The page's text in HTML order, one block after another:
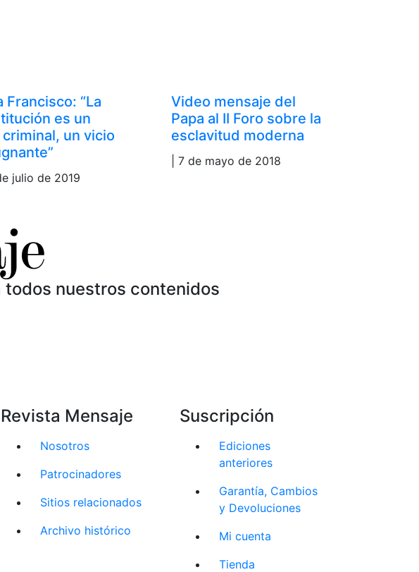
Francisco: “La
es un
criminal, un vicio
julio de 2019
Video mensaje del
Papa al II Foro sobre la
esclavitud moderna
| 7 de mayo de 2018
nuestros contenidos
Revista Mensaje
Nosotros
Patrocinadores
Sitios relacionados
Archivo histórico
Suscripción
Ediciones
anteriores
Garantía, Cambios
y Devoluciones
Mi cuenta
Tienda